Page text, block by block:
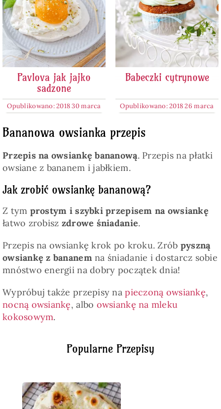
Popularne Przepisy
Pavlova jak jajko
sadzone
Opublikowano: 2018 30 marca
Babeczki cytrynowe
Opublikowano: 2018 26 marca
Bananowa owsianka przepis
Przepis na owsiankę bananową. Przepis na płatki
owsiane z bananem i jabłkiem.
Jak zrobić owsiankę bananową?
Z tym prostym i szybki przepisem na owsiankę
łatwo zrobisz zdrowe śniadanie.
Przepis na owsiankę krok po kroku. Zrób pyszną
owsiankę z bananemna śniadanie i dostarcz sobie
mnóstwo energii na dobry początek dnia!
Wypróbuj także przepisy napieczoną owsiankę,
nocną owsiankę, albo owsiankę na mleku
kokosowym.